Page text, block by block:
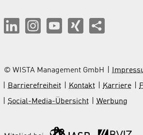
© WISTA Management GmbH
Barrierefreiheit
Kontakt Karriere
Social-Media-Übersicht
Werbung